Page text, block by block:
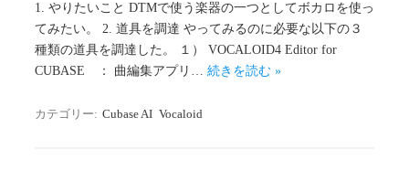
1. やりたいこと DTMで使う楽器の一つとしてボカロを使っ
てみたい。 2. 道具を調達 やってみるのに必要な以下の３
種類の道具を調達した。 １） VOCALOID4 Editor for
CUBASE ： 曲編集アプリ… 続きを読む »
カテゴリー: Cubase AI Vocaloid